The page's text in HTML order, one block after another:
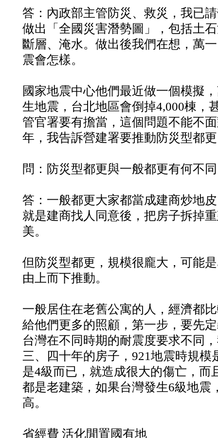
答：內政部主管防災、救災，我已
做出「全國災害潛勢圖」，包括土
斷層、淹水。做出後我們在想，萬
震會怎樣。
國家地震中心他們最近做一個模擬
生地震，台北地區會倒掉4,000棟，
管官署要有擔當，這個問題不能不
年，我告訴營建署要推動防災型都
問：防災型都更與一般都更有何不
答：一般都更大家都當成建商炒地
就是建商找人同意後，把房子拆掉
美。
但防災型都更，規模很龐大，可能
由上而下推動。
一般居住在老舊公寓的人，經濟都
給他們更多的照顧，第一步，要先
台灣在不同時期的耐震度要求不同
三、四十年的房子，921地震時規模
是4級而已，就造成很大的傷亡，而
都是老建築，如果台灣發生6級地震
高。
省經費 活化閒置國有地